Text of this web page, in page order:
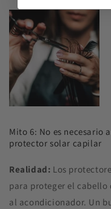
Mito 6: No es necesario
protector solar capilar
Realidad: Los
para proteger el cabello
al acondicionador. Un